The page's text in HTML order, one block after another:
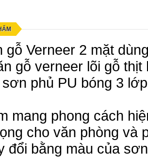
gỗ Verneer 2 mặt
gỗ verneer lõi gỗ
sơn phủ PU bóng 3
mang phong cách
cho văn phòng và
đổi bằng màu của